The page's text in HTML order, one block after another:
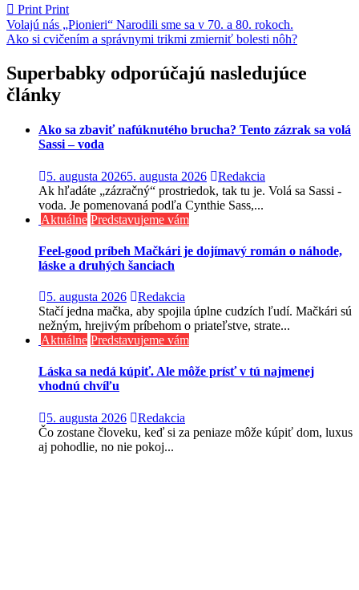
Print Print
Navigácia
v
článku
Volajú nás „Pionieri“ Narodili sme sa v 70. a 80. rokoch.
Ako si cvičením a správnymi trikmi zmierniť bolesti nôh?
Superbabky odporúčajú nasledujúce
články
Ako sa zbaviť nafúknutého brucha? Tento zázrak sa volá
Sassi – voda
5. augusta 20265. augusta 2026
Redakcia
Ak hľadáte „zázračný“ prostriedok, tak tu je. Volá sa Sassi -
voda. Je pomenovaná podľa Cynthie Sass,...
Aktuálne Predstavujeme vám
Feel-good príbeh Mačkári je dojímavý román o náhode,
láske a druhých šanciach
5. augusta 2026
Redakcia
Stačí jedna mačka, aby spojila úplne cudzích ľudí. Mačkári sú
nežným, hrejivým príbehom o priateľstve, strate...
Aktuálne Predstavujeme vám
Láska sa nedá kúpiť. Ale môže prísť v tú najmenej
vhodnú chvíľu
5. augusta 2026
Redakcia
Čo zostane človeku, keď si za peniaze môže kúpiť dom, luxus
aj pohodlie, no nie pokoj...